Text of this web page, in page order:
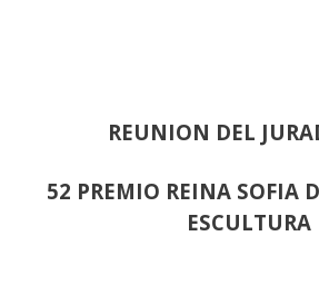
REUNION DEL
52 PREMIO REINA SOFIA
ESCULTURA